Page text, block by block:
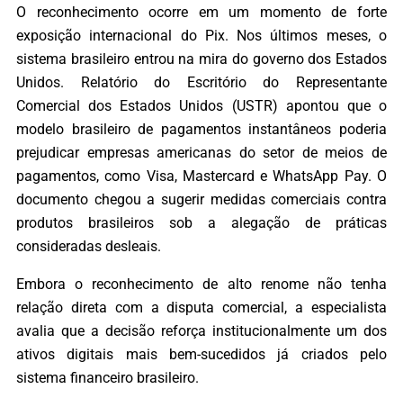
O reconhecimento ocorre em um momento de forte
exposição internacional do Pix. Nos últimos meses, o
sistema brasileiro entrou na mira do governo dos Estados
Unidos. Relatório do Escritório do Representante
Comercial dos Estados Unidos (USTR) apontou que o
modelo brasileiro de pagamentos instantâneos poderia
prejudicar empresas americanas do setor de meios de
pagamentos, como Visa, Mastercard e WhatsApp Pay. O
documento chegou a sugerir medidas comerciais contra
produtos brasileiros sob a alegação de práticas
consideradas desleais.
Embora o reconhecimento de alto renome não tenha
relação direta com a disputa comercial, a especialista
avalia que a decisão reforça institucionalmente um dos
ativos digitais mais bem-sucedidos já criados pelo
sistema financeiro brasileiro.